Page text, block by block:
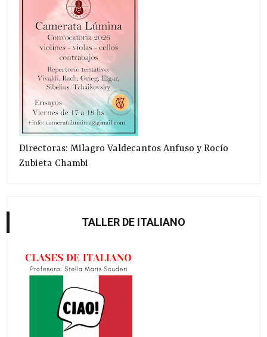
Directoras: Milagro Valdecantos Anfuso y Rocío
Zubieta Chambi
TALLER DE ITALIANO